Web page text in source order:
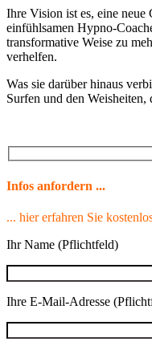
Ihre Vision ist es, eine neue
einfühlsamen Hypno-
transformative Weise zu
verhelfen.
Was sie darüber hinaus
Surfen und den Weisheiten,
Infos anfordern ...
... hier erfahren Sie
Ihr Name (Pflichtfeld)
Ihre E-Mail-Adresse